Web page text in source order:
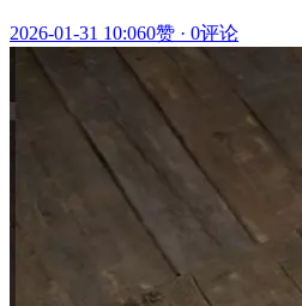
2026-01-31 10:060赞 · 0评论